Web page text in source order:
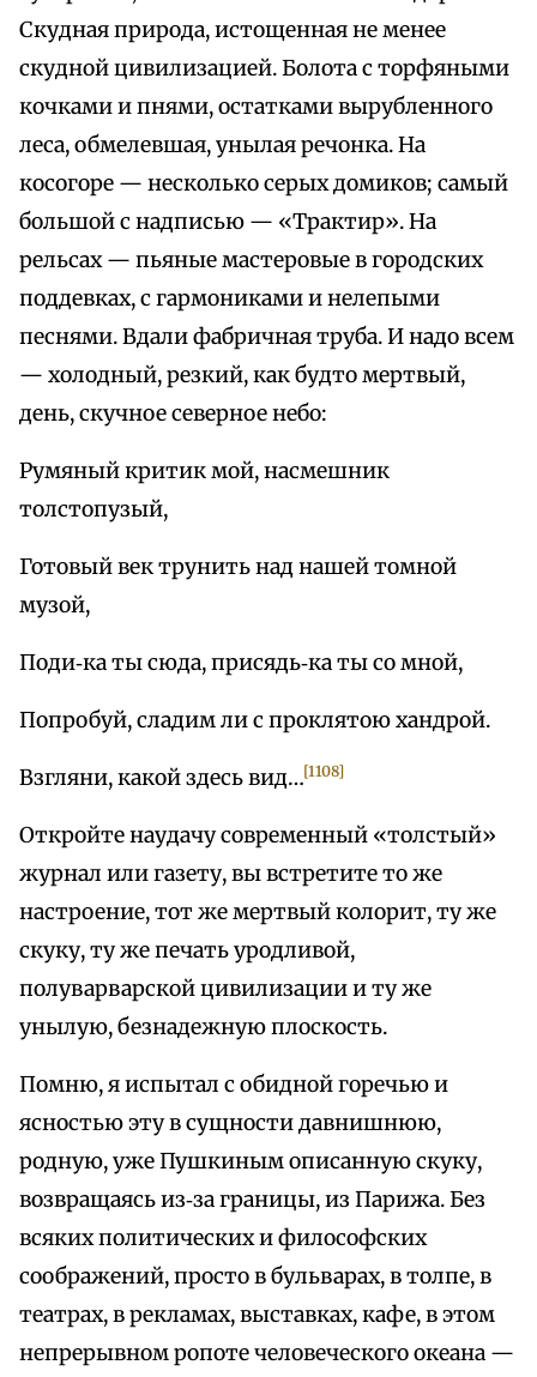
Скудная природа, истощенная не менее
скудной цивилизацией. Болота с торфяными
кочками и пнями, остатками вырубленного
леса, обмелевшая, унылая речонка. На
косогоре — несколько серых домиков; самый
большой с надписью — «Трактир». На
рельсах — пьяные мастеровые в городских
поддевках, с гармониками и нелепыми
песнями. Вдали фабричная труба. И надо всем
— холодный, резкий, как будто мертвый,
день, скучное северное небо:
Румяный критик мой, насмешник
толстопузый,
Готовый век трунить над нашей томной
музой,
Поди‑ка ты сюда, присядь‑ка ты со мной,
Попробуй, сладим ли с проклятою хандрой.
Взгляни, какой здесь вид…[1108]
Откройте наудачу современный «толстый»
журнал или газету, вы встретите то же
настроение, тот же мертвый колорит, ту же
скуку, ту же печать уродливой,
полуварварской цивилизации и ту же
унылую, безнадежную плоскость.
Помню, я испытал с обидной горечью и
ясностью эту в сущности давнишнюю,
родную, уже Пушкиным описанную скуку,
возвращаясь из‑за границы, из Парижа. Без
всяких политических и философских
соображений, просто в бульварах, в толпе, в
театрах, в рекламах, выставках, кафе, в этом
непрерывном ропоте человеческого океана —